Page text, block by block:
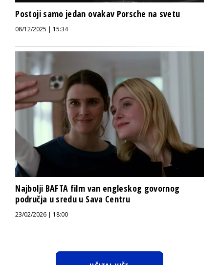
Postoji samo jedan ovakav Porsche na svetu
08/12/2025 | 15:34
Najbolji BAFTA film van engleskog govornog
područja u sredu u Sava Centru
23/02/2026 | 18:00